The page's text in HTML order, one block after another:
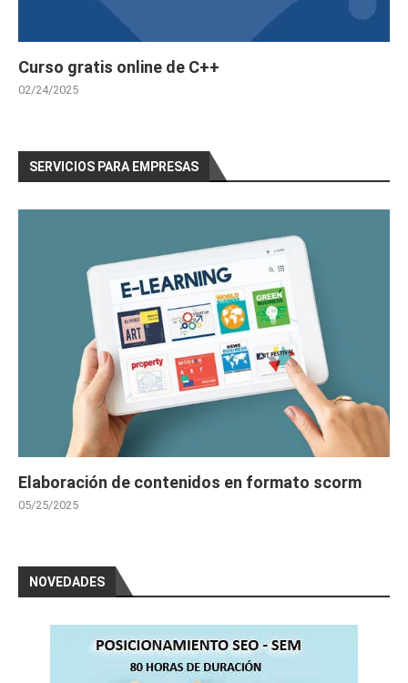
Curso gratis online de C++
02/24/2025
SERVICIOS PARA EMPRESAS
Elaboración de contenidos en formato scorm
05/25/2025
NOVEDADES